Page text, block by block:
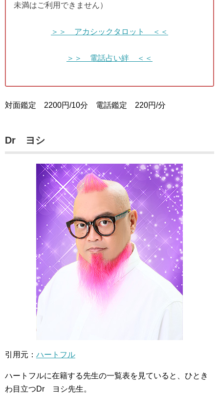
未満はご利用できません）
＞＞ アカシックタロット ＜＜
＞＞ 電話占い絆 ＜＜
対面鑑定 2200円/10分 電話鑑定 220円/分
Dr ヨシ
引用元： ハートフル
ハートフルに在籍する先生の一覧表を見ていると、ひとき
わ目立つDr ヨシ先生。